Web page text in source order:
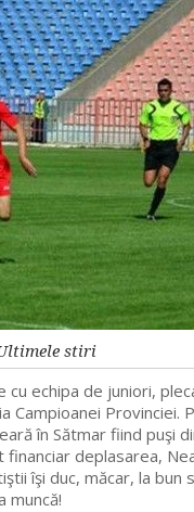
stiri
echipa de juniori,
Provinciei.
în Sătmar fiind puşi
deplasarea,
îşi duc, măcar, la bun
muncă!